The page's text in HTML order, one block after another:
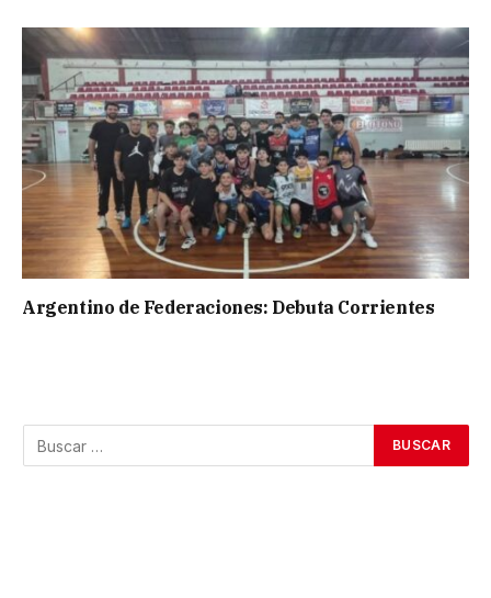
Argentino de Federaciones: Debuta Corrientes